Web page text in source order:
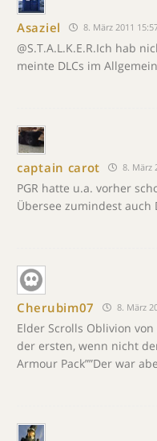
Asaziel 8. März 2011
@S.T.A.L.K.E.R.Ich hab
meinte DLCs im
captain carot 8. März
PGR hatte u.a. vorher
Übersee zumindest auch
Cherubim07 8. März
Elder Scrolls Oblivion
der ersten, wenn nicht
Armour Pack””Der war